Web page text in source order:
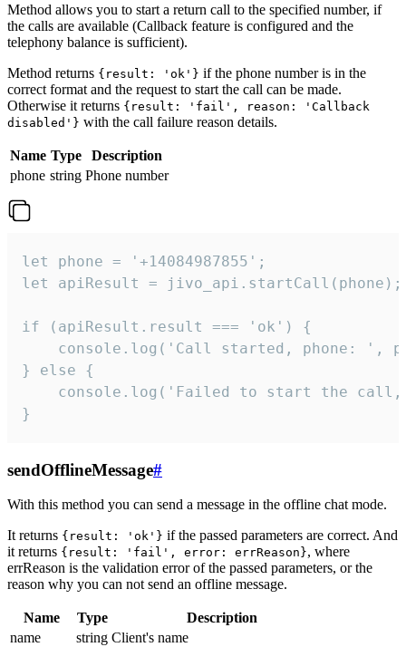
Method allows you to start a return call to the specified number, if
the calls are available (Callback feature is configured and the
telephony balance is sufficient).
Method returns {result: 'ok'} if the phone number is in the
correct format and the request to start the call can be made.
Otherwise it returns {result: 'fail', reason: 'Callback
disabled'} with the call failure reason details.
Name Type
Description
phone string Phone number
let phone = '+14084987855';
let apiResult = jivo_api.startCall(phone);
if (apiResult.result === 'ok') {
console.log('Call started, phone: ',
} else {
console.log('Failed to start the
}
sendOfflineMessage#
With this method you can send a message in the offline chat mode.
It returns {result: 'ok'} if the passed parameters are correct. And
it returns {result: 'fail', error: errReason}, where
errReason is the validation error of the passed parameters, or the
reason why you can not send an offline message.
Name Type
Description
name
string Client's name